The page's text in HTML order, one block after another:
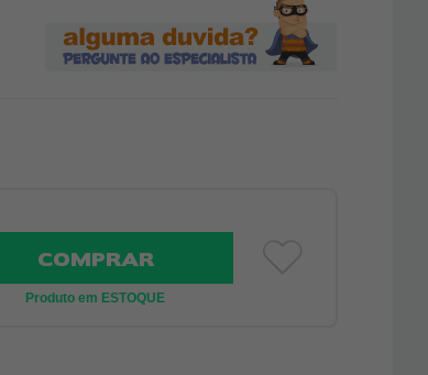
COMPRAR
Produto em ESTOQUE